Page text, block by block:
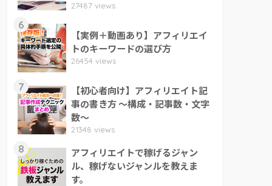
27487 views
6
【実例＋動画あり】アフィリエイ
トのキーワードの選び方
26454 views
7
【初心者向け】アフィリエイト記
事の書き方 ～構成・記事数・文字
数～
21348 views
8
アフィリエイトで稼げるジャン
ル、稼げないジャンルを教えま
す。